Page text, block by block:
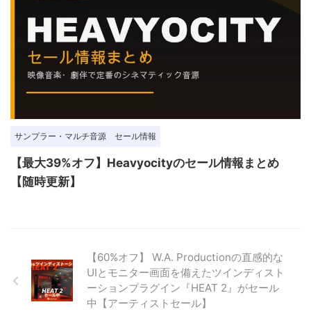
サンプラー・マルチ音源 セール情報
【最大39%オフ】Heavyocityのセール情報まとめ
【随時更新】
【60%オフ】 W.A. Productionの直感的な
UIとモニター画面を備えたツインディスト
ーションプラグイン『HEAT 2』がセール
中【アーティストセール】